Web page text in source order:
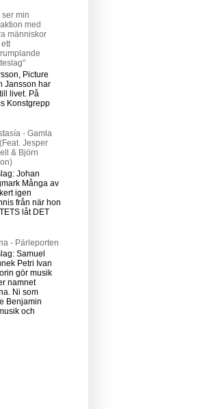
ser min
med
människor
Picture
Jansson har
livet. På
Konstgrepp
- Gamla
Jesper
& Björn
Johan
Många av
igen
från när hon
låt DET
- Pärleporten
Samuel
Petri Ivan
gör musik
namnet
Ni som
Benjamin
och